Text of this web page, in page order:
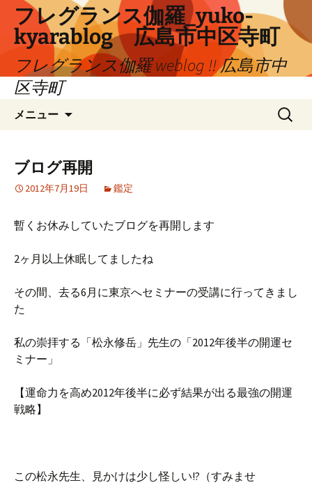
ツ
フレグランス伽羅_yuko-
kyarablog 広島市中区寺町
フレグランス伽羅 weblog !! 広島市中
区寺町
メニュー
検
索:
ブログ再開
2012年7月19日 鑑定
暫くお休みしていたブログを再開します
2ヶ月以上休眠してましたね
その間、去る6月に東京へセミナーの受講に行ってきまし
た
私の崇拝する「松永修岳」先生の「2012年後半の開運セ
ミナー」
【運命力を高め2012年後半に必ず結果が出る最強の開運
戦略】
この松永先生、見かけは少し怪しい!?（すみませ